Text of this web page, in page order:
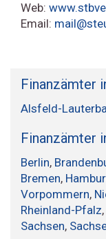
Web:
Email:
Finanzämter
Alsfeld-
Finanzämter
Berlin,
Bremen,
Vorpommern,
Rheinland-Pfalz,
Sachsen,